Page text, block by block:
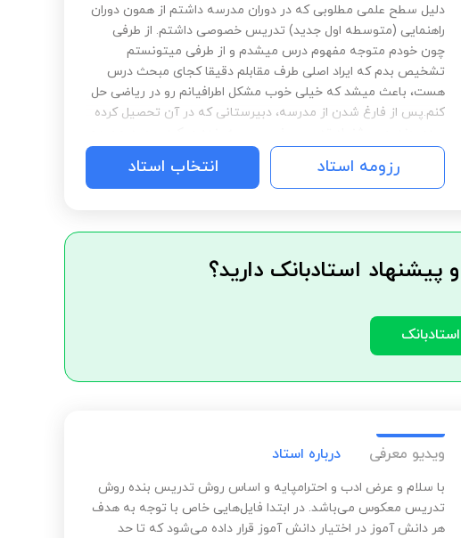
دلیل سطح علمی مطلوبی که در دوران مدرسه داشتم از همون دوران
راهنمایی (متوسطه اول جدید) تدریس خصوصی داشتم. از طرفی
چون خودم متوجه مفهوم درس میشدم و از طرفی میتونستم
تشخیص بدم که ایراد اصلی طرف مقابلم دقیقا کجای مبحث درس
هست، باعث میشد که خیلی خوب مشکل اطرافیانم رو در ریاضی حل
کنم.پس از فارغ شدن از مدرسه، دبیرستانی که در آن تحصیل کرده
علاقه شدیدی به تدریس داشتم، قبول میکردم و حتی سالی به
عنوان تدریس یار درس ریاضی در همون دبیرستان مشغول بودم.الان
هم که دارم با قدرت هم توی بحث تدریس ریاضی و حتی مشاوره
رزومه استاد انتخاب استاد
پیشنهاد استادبانک دارید؟
ویدیو معرفی درباره استاد
با سلام و عرض ادب و احترامپایه و اساس روش تدریس بنده روش
تدریس معکوس می‌باشد. در ابتدا فایل‌هایی خاص با توجه به هدف
هر دانش آموز در اختیار دانش آموز قرار داده می‌شود که تا حد